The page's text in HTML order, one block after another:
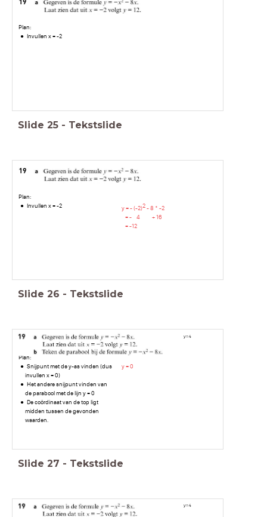
Plan:
Invullen x = -2
Slide 25 - Tekstslide
Plan:
Invullen x = -2
y = - (-2)2- 8 * -2
= - 4 + 16
= -12
Slide 26 - Tekstslide
Plan:
Snijpunt met de y-as vinden (dus
invullen x = 0)
Het andere snijpunt vinden van
de parabool met de lijn y = 0
De coördinaat van de top ligt
midden tussen de gevonden
waarden.
y = 0
y=4
Slide 27 - Tekstslide
y=4